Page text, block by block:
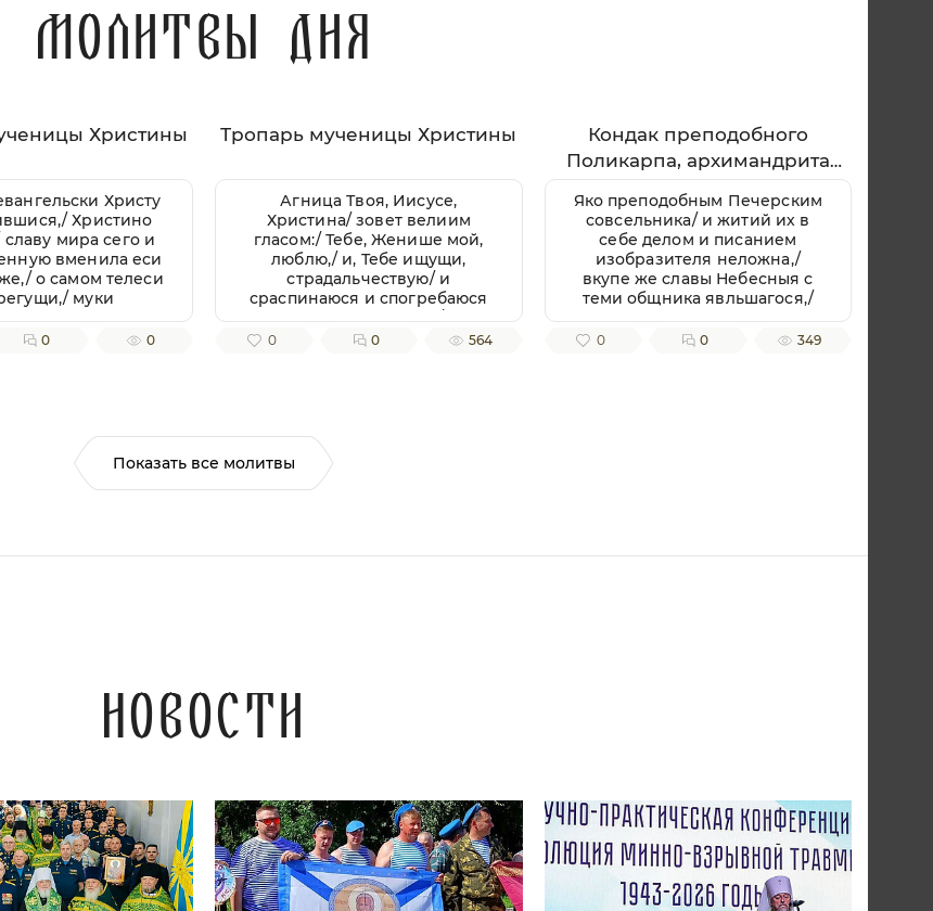
Молитвы дня
Христины
Христу
Христино
славу мира сего и
вменила еси
о самом телеси
муки
еси
тем твое
0 0
Тропарь мученицы Христины
Агница Твоя, Иисусе,
Христина/ зовет велиим
гласом:/ Тебе, Женише мой,
люблю,/ и, Тебе ищущи,
страдальчествую/ и
сраспинаюся и спогребаюся
Крещению Твоему,/ и
стражду Тебе ради,/ яко да
пожершуюся Тебе.// Тоя
молитвами, яко Милостив,
спаси души наша.
0 0 564
Кондак преподобного
Поликарпа, архимандрита
Печерского
Яко преподобным Печерским
совсельника/ и житий их в
себе делом и писанием
изобразителя неложна,/
вкупе же славы Небесныя с
теми общника явльшагося,/
приидите, вернии, песньми
священными преподобнаго
0 0 349
Показать все молитвы
Новости